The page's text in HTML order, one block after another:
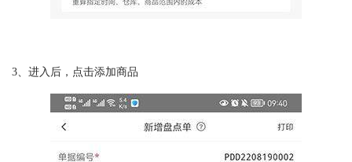
3、进入后，点击添加商品